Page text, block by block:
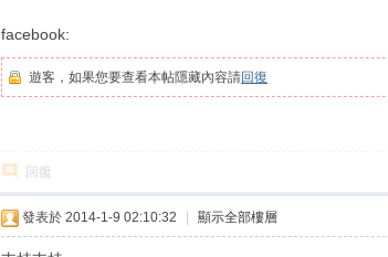
facebook:
遊客，如果您要查看本帖隱藏內容請回復
回復
發表於 2014-1-9 02:10:32 顯示全部樓層